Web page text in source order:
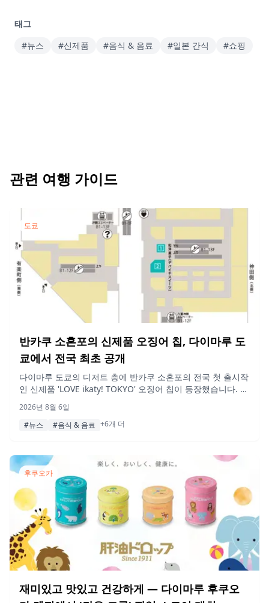
태그
#뉴스
#신제품 #음식 & 음료 #일본 간식 #쇼핑
관련 여행 가이드
도쿄
반카쿠 소혼포의 신제품 오징어 칩, 다이마루 도
쿄에서 전국 최초 공개
다이마루 도쿄의 디저트 층에 반카쿠 소혼포의 전국 첫 출시작
인 신제품 'LOVE ikaty! TOKYO' 오징어 칩이 등장했습니다. 팝
브랜드 정남미의 실감 나는 채소 모양 단과자 빵도 함께 만나
보세요.
2026년 8월 6일
#뉴스
#음식 & 음료 +6개 더
후쿠오카
재미있고 맛있고 건강하게 — 다이마루 후쿠오